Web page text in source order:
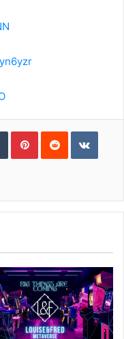
TumblrPinterestReddit